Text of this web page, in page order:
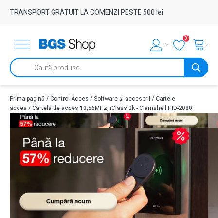
TRANSPORT GRATUIT LA COMENZI PESTE 500 lei
0
Products
search
Prima pagină / Control Acces / Software și accesorii / Cartele
acces / Cartela de acces 13,56MHz, iClass 2k - Clamshell HID-2080